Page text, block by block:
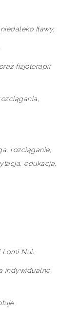
Iławy.
fizjoterapii
rozciąganie,
edukacja,
Nui.
indywidualne